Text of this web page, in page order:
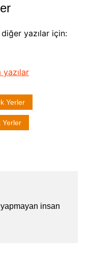
yazılar için:
Yerler
Yerler
insan